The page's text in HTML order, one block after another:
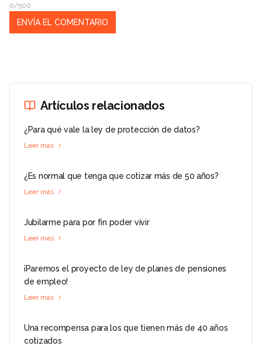
0/500
Artículos relacionados
¿Para qué vale la ley de protección de datos?
Leer más
¿Es normal que tenga que cotizar más de 50 años?
Leer más
Jubilarme para por fin poder vivir
Leer más
¡Paremos el proyecto de ley de planes de pensiones
de empleo!
Leer más
Una recompensa para los que tienen más de 40 años
cotizados